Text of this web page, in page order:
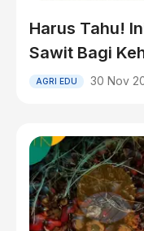
Harus Tahu!
Sawit Bagi
AGRI EDU 30 Nov